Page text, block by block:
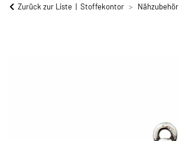
Zurück zur Liste Stoffekontor Nähzubehör